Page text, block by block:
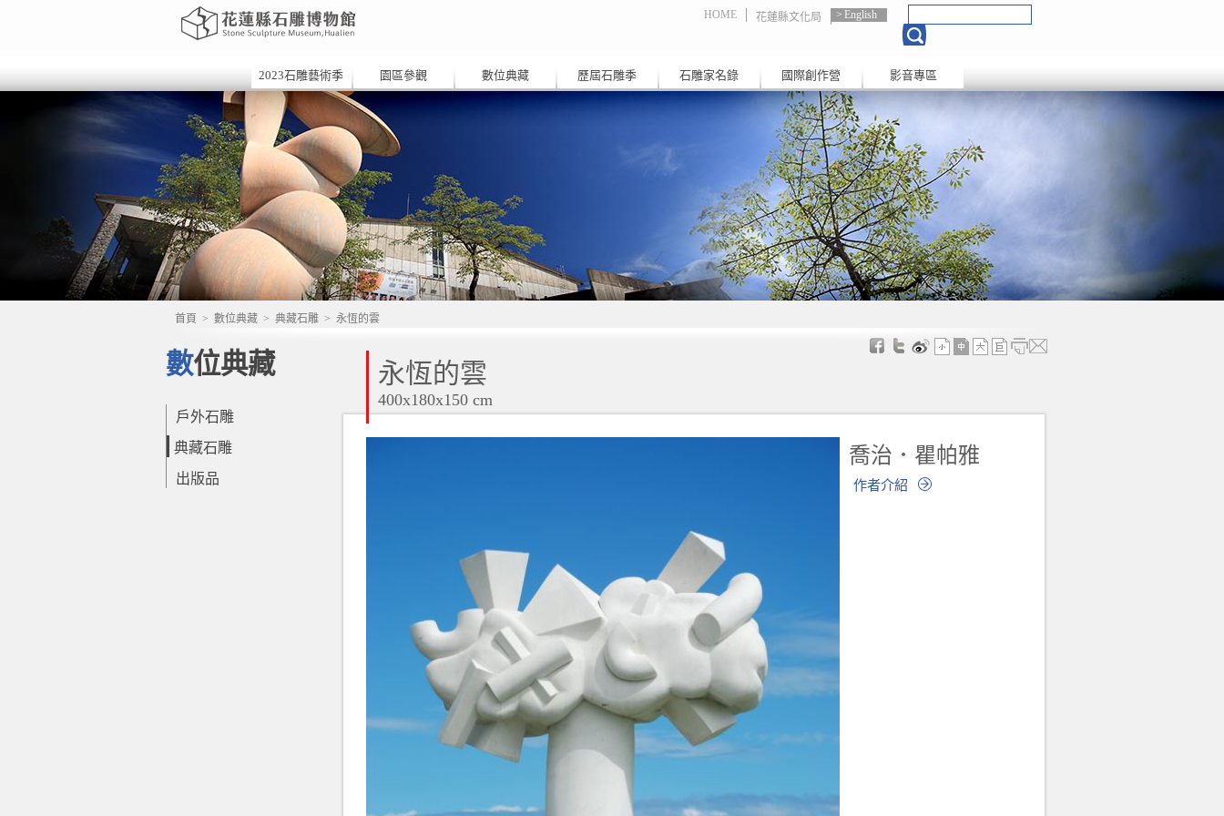
HOME 花蓮縣文化局 English
2023石雕藝術季 園區參觀 數位典藏 歷屆石雕季 石雕家名錄 國際創作營 影音專區
首頁 > 數位典藏 > 典藏石雕 > 永恆的雲
數位典藏
戶外石雕
典藏石雕
出版品
永恆的雲
400x180x150 cm
喬治．瞿帕雅
作者介紹